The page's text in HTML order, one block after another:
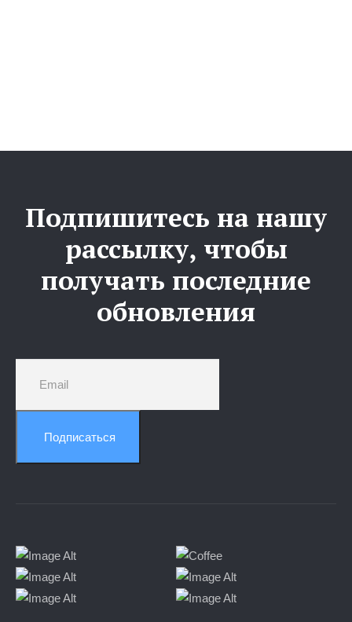
Подпишитесь на нашу
рассылку, чтобы
получать последние
обновления
Подписаться